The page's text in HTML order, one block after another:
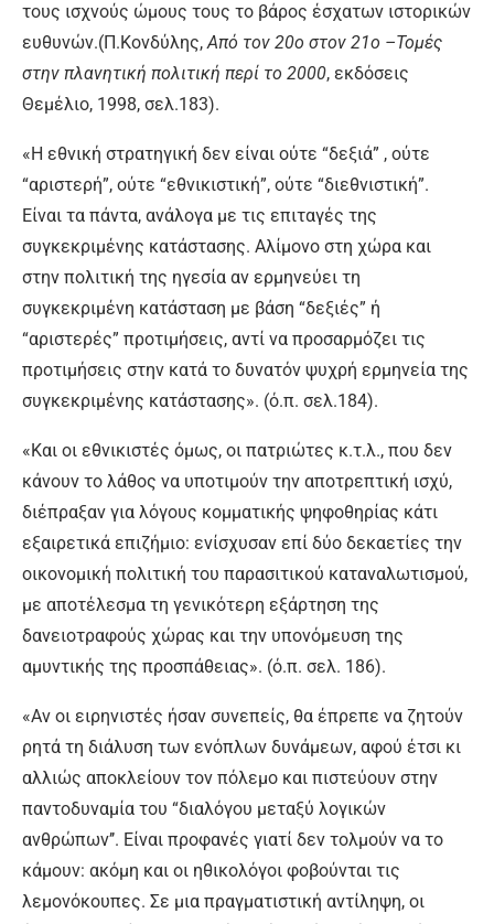
τους ισχνούς ώμους τους το βάρος έσχατων ιστορικών
ευθυνών.(Π.Κονδύλης,Από τον 20ο στον 21ο –Τομές
στην πλανητική πολιτική περί το 2000, εκδόσεις
Θεμέλιο, 1998, σελ.183).
«Η εθνική στρατηγική δεν είναι ούτε “δεξιά” , ούτε
“αριστερή”, ούτε “εθνικιστική”, ούτε “διεθνιστική”.
Είναι τα πάντα, ανάλογα με τις επιταγές της
συγκεκριμένης κατάστασης. Αλίμονο στη χώρα και
στην πολιτική της ηγεσία αν ερμηνεύει τη
συγκεκριμένη κατάσταση με βάση “δεξιές” ή
“αριστερές” προτιμήσεις, αντί να προσαρμόζει τις
προτιμήσεις στην κατά το δυνατόν ψυχρή ερμηνεία της
συγκεκριμένης κατάστασης». (ό.π. σελ.184).
«Και οι εθνικιστές όμως, οι πατριώτες κ.τ.λ., που δεν
κάνουν το λάθος να υποτιμούν την αποτρεπτική ισχύ,
διέπραξαν για λόγους κομματικής ψηφοθηρίας κάτι
εξαιρετικά επιζήμιο: ενίσχυσαν επί δύο δεκαετίες την
οικονομική πολιτική του παρασιτικού καταναλωτισμού,
με αποτέλεσμα τη γενικότερη εξάρτηση της
δανειοτραφούς χώρας και την υπονόμευση της
αμυντικής της προσπάθειας». (ό.π. σελ. 186).
«Αν οι ειρηνιστές ήσαν συνεπείς, θα έπρεπε να ζητούν
ρητά τη διάλυση των ενόπλων δυνάμεων, αφού έτσι κι
αλλιώς αποκλείουν τον πόλεμο και πιστεύουν στην
παντοδυναμία του “διαλόγου μεταξύ λογικών
ανθρώπων’’. Είναι προφανές γιατί δεν τολμούν να το
κάμουν: ακόμη και οι ηθικολόγοι φοβούνται τις
λεμονόκουπες. Σε μια πραγματιστική αντίληψη, οι